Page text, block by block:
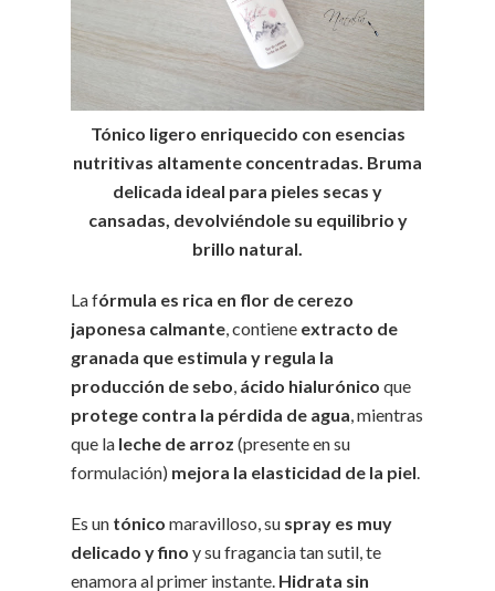
Tónico ligero enriquecido con esencias
nutritivas altamente concentradas. Bruma
delicada ideal para pieles secas y
cansadas, devolviéndole su equilibrio y
brillo natural.
La fórmula es rica en flor de cerezo
japonesa calmante, contiene extracto de
granada que estimula y regula la
producción de sebo, ácido hialurónico que
protege contra la pérdida de agua, mientras
que la leche de arroz (presente en su
formulación) mejora la elasticidad de la piel.
Es un tónico maravilloso, su spray es muy
delicado y fino y su fragancia tan sutil, te
enamora al primer instante. Hidrata sin